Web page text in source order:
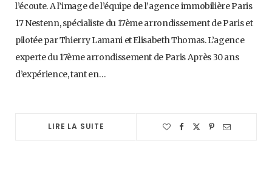
l’écoute. A l’image de l’équipe de l’agence immobilière Paris
17 Nestenn, spécialiste du 17ème arrondissement de Paris et
pilotée par Thierry Lamani et Elisabeth Thomas. L’agence
experte du 17ème arrondissement de Paris Après 30 ans
d’expérience, tant en…
LIRE LA SUITE